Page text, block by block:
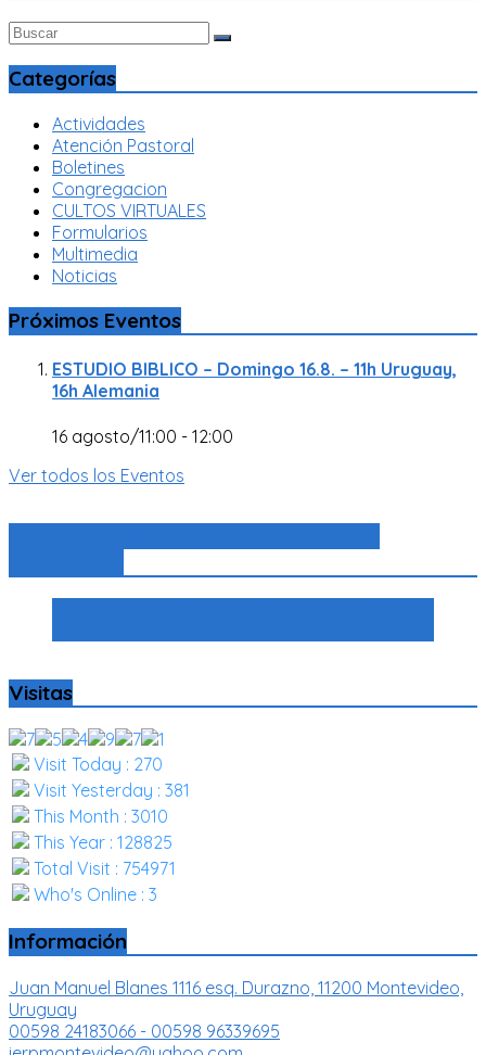
Categorías
Actividades
Atención Pastoral
Boletines
Congregacion
CULTOS VIRTUALES
Formularios
Multimedia
Noticias
Próximos Eventos
ESTUDIO BIBLICO – Domingo 16.8. – 11h Uruguay,
16h Alemania
16 agosto/11:00 - 12:00
Ver todos los Eventos
Visitas
Visit Today : 270
Visit Yesterday : 381
This Month : 3010
This Year : 128825
Total Visit : 754971
Who's Online : 3
Información
Juan Manuel Blanes 1116 esq. Durazno, 11200 Montevideo,
Uruguay
00598 24183066 - 00598 96339695